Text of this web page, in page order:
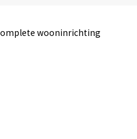
wooninrichting